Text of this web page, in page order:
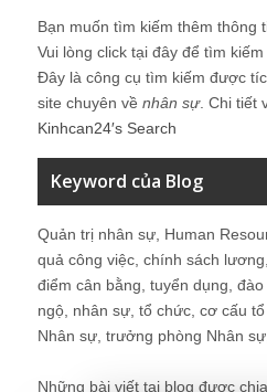
Bạn muốn tìm kiếm thêm thông
Vui lòng click tại đây để tìm kiếm
Đây là công cụ tìm kiếm được
site chuyên về nhân sự. Chi tiết
Kinhcan24′s Search
Keyword của Blog
Quản trị nhân sự, Human
quả công việc, chính sách
điểm cân bằng, tuyển dụng,
ngộ, nhân sự, tổ chức, cơ cấu
Nhân sự, trưởng phòng Nhân
Những bài viết tại blog được